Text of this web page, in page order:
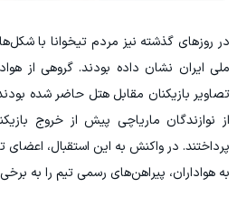
در روزهای گذشته نیز مردم تیخوانا با
ملی ایران نشان داده بودند. گروهی از
تصاویر بازیکنان مقابل هتل حاضر شده
از نوازندگان ماریاچی پیش از خروج
پرداختند. در واکنش به این استقبال،
به هواداران، پیراهن‌های رسمی تیم را به